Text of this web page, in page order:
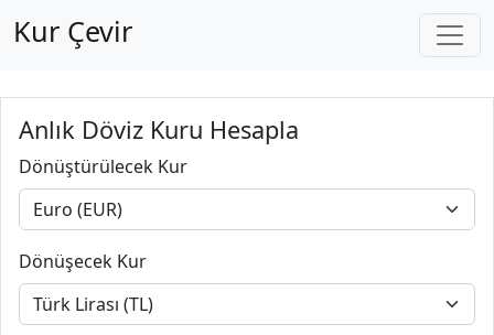
Kur Çevir
Anlık Döviz Kuru Hesapla
Dönüştürülecek Kur
Dönüşecek Kur